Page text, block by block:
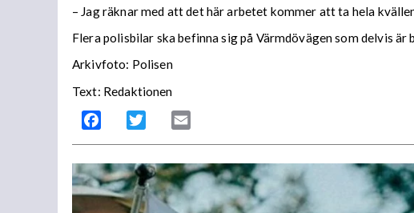
– Jag räknar med att det här arbetet kommer att ta hela
Flera polisbilar ska befinna sig på Värmdövägen som delvis
Arkivfoto: Polisen
Text: Redaktionen
Facebook Twitter